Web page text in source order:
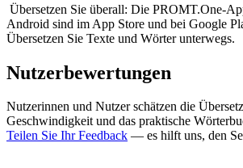
Übersetzen Sie überall: Die PROMT.One-
Android sind im App Store und bei Google
Übersetzen Sie Texte und Wörter unterwegs.
Nutzerbewertungen
Nutzerinnen und Nutzer schätzen die
Geschwindigkeit und das praktische
Teilen Sie Ihr Feedback — es hilft uns, den